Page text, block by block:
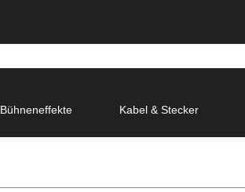
Bühneneffekte Kabel & Stecker